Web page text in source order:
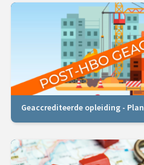
Geaccrediteerde opleiding -